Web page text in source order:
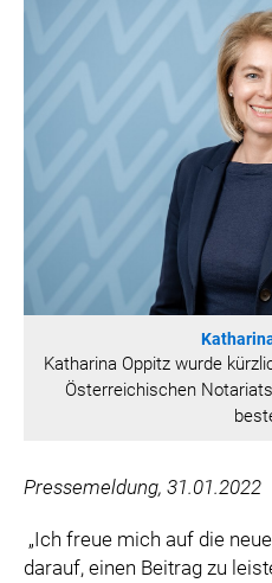
Katharina Oppitz wurde
Österreichischen
Pressemeldung, 31.01.2022
„Ich freue mich auf die
darauf, einen Beitrag zu